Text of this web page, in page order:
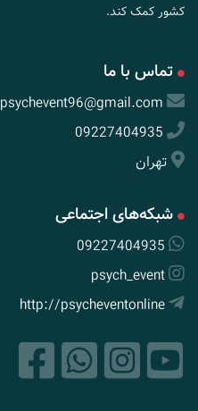
کشور کمک کند.
تماس با ما
psychevent96@gmail.com
09227404935
تهران
شبکه‌های اجتماعی
09227404935
psych_event
http://psycheventonline